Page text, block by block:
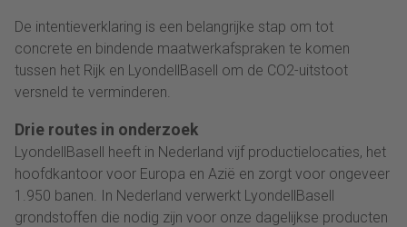
De intentieverklaring is een belangrijke stap om tot
concrete en bindende maatwerkafspraken te komen
tussen het Rijk en LyondellBasell om de CO2-uitstoot
versneld te verminderen.
Drie routes in onderzoek
LyondellBasell heeft in Nederland vijf productielocaties, het
hoofdkantoor voor Europa en Azië en zorgt voor ongeveer
1.950 banen. In Nederland verwerkt LyondellBasell
grondstoffen die nodig zijn voor onze dagelijkse producten